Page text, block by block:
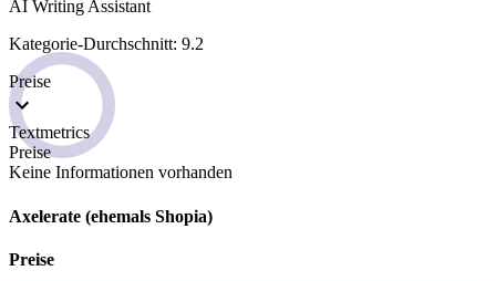
AI Writing Assistant
Kategorie-Durchschnitt: 9.2
Preise
Textmetrics
Preise
Keine Informationen vorhanden
Axelerate (ehemals Shopia)
Preise